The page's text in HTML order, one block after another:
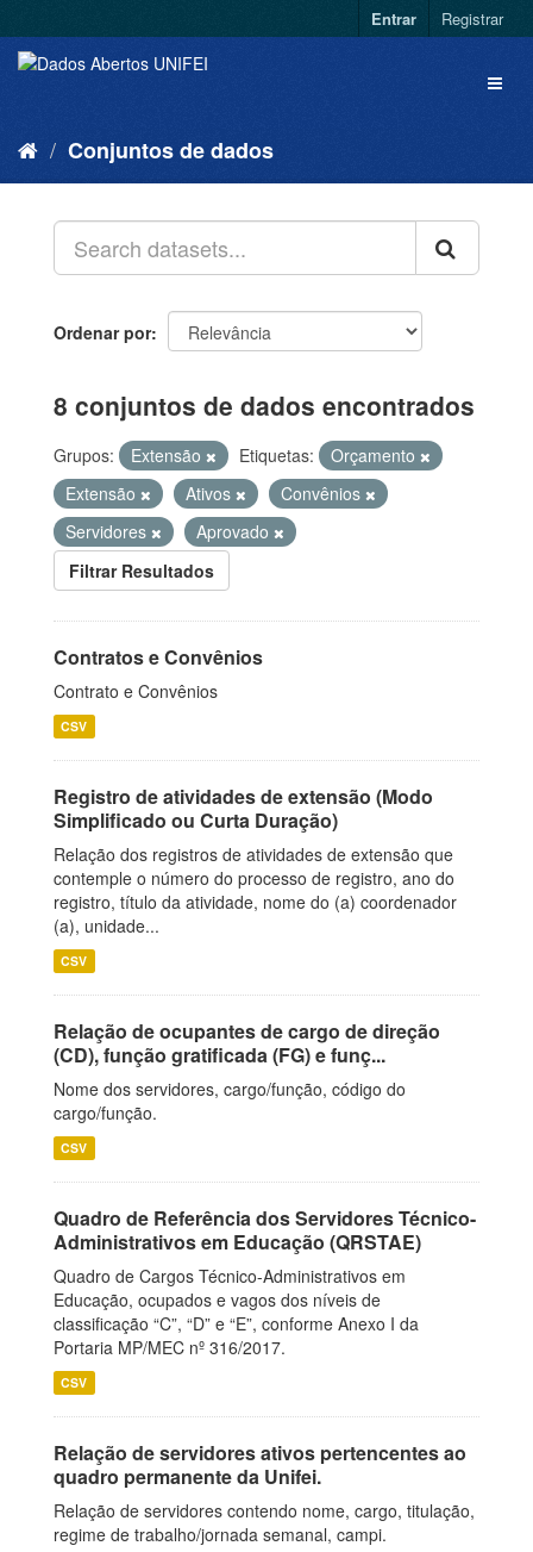
Entrar Registrar
Conjuntos de dados
Ordenar por
8 conjuntos de dados encontrados
Grupos: Extensão Etiquetas:
Orçamento
Extensão
Ativos
Convênios
Servidores
Aprovado
Filtrar Resultados
Contratos e Convênios
Contrato e Convênios
CSV
Registro de atividades de extensão (Modo
Simplificado ou Curta Duração)
Relação dos registros de atividades de extensão que
contemple o número do processo de registro, ano do
registro, título da atividade, nome do (a) coordenador
(a), unidade...
CSV
Relação de ocupantes de cargo de direção
(CD), função gratificada (FG) e funç...
Nome dos servidores, cargo/função, código do
cargo/função.
CSV
Quadro de Referência dos Servidores Técnico-
Administrativos em Educação (QRSTAE)
Quadro de Cargos Técnico-Administrativos em
Educação, ocupados e vagos dos níveis de
classificação “C”, “D” e “E”, conforme Anexo I da
Portaria MP/MEC nº 316/2017.
CSV
Relação de servidores ativos pertencentes ao
quadro permanente da Unifei.
Relação de servidores contendo nome, cargo, titulação,
regime de trabalho/jornada semanal, campi.